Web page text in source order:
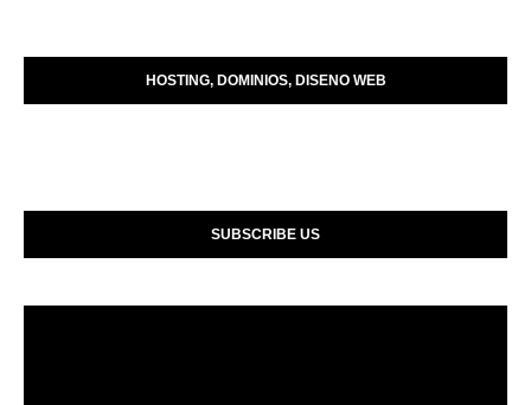
HOSTING, DOMINIOS, DISENO WEB
SUBSCRIBE US